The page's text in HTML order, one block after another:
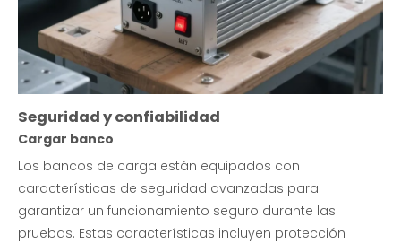
Seguridad y confiabilidad
Cargar banco
Los bancos de carga están equipados con
características de seguridad avanzadas para
garantizar un funcionamiento seguro durante las
pruebas. Estas características incluyen protección